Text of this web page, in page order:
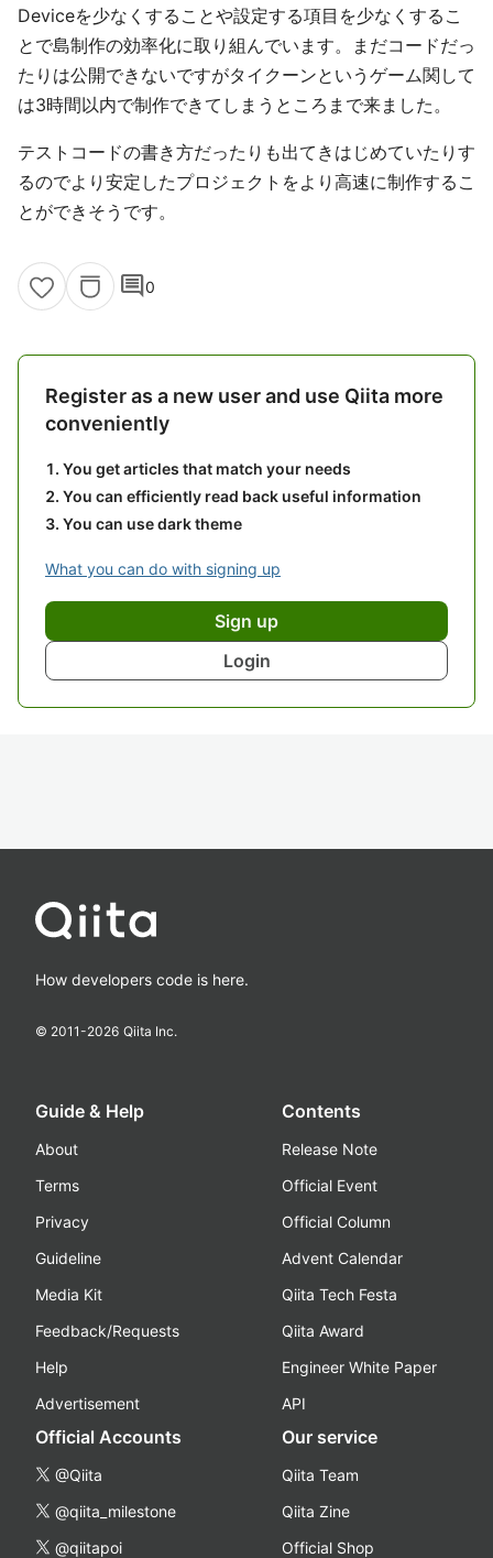
Deviceを少なくすることや設定する項目を少なくするこ
とで島制作の効率化に取り組んでいます。まだコードだっ
たりは公開できないですがタイクーンというゲーム関して
は3時間以内で制作できてしまうところまで来ました。
テストコードの書き方だったりも出てきはじめていたりす
るのでより安定したプロジェクトをより高速に制作するこ
とができそうです。
comment0
Register as a new user and use Qiita more
conveniently
You get articles that match your needs
You can efficiently read back useful information
You can use dark theme
What you can do with signing up
Sign up
Login
How developers code is here.
© 2011-2026 Qiita Inc.
Guide & Help
About
Terms
Privacy
Guideline
Media Kit
Feedback/Requests
Help
Advertisement
Contents
Release Note
Official Event
Official Column
Advent Calendar
Qiita Tech Festa
Qiita Award
Engineer White Paper
API
Official Accounts
@Qiita
@qiita_milestone
@qiitapoi
Our service
Qiita Team
Qiita Zine
Official Shop